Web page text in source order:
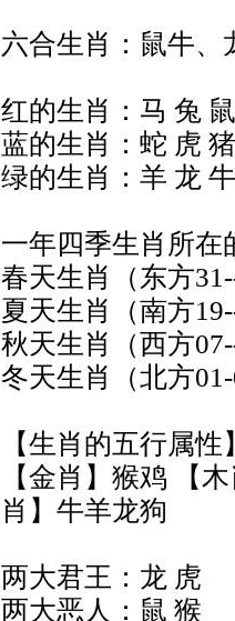
六合生肖：鼠牛、
红的生肖：马 兔
蓝的生肖：蛇 虎
绿的生肖：羊 龙
一年四季生肖所在
春天生肖（东方
夏天生肖（南方
秋天生肖（西方
冬天生肖（北方
【生肖的五行属性
【金肖】猴鸡 【
肖】牛羊龙狗
两大君王：龙 虎
两大恶人：鼠 猴